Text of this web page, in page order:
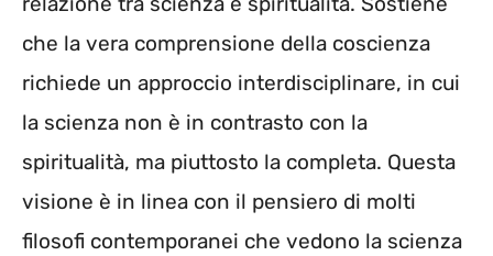
che la vera comprensione della coscienza
richiede un approccio interdisciplinare, in cui
la scienza non è in contrasto con la
spiritualità, ma piuttosto la completa. Questa
visione è in linea con il pensiero di molti
filosofi contemporanei che vedono la scienza